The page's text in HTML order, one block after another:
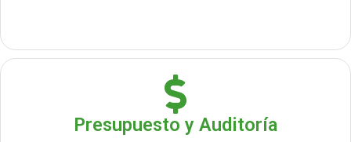
Presupuesto y Auditoría